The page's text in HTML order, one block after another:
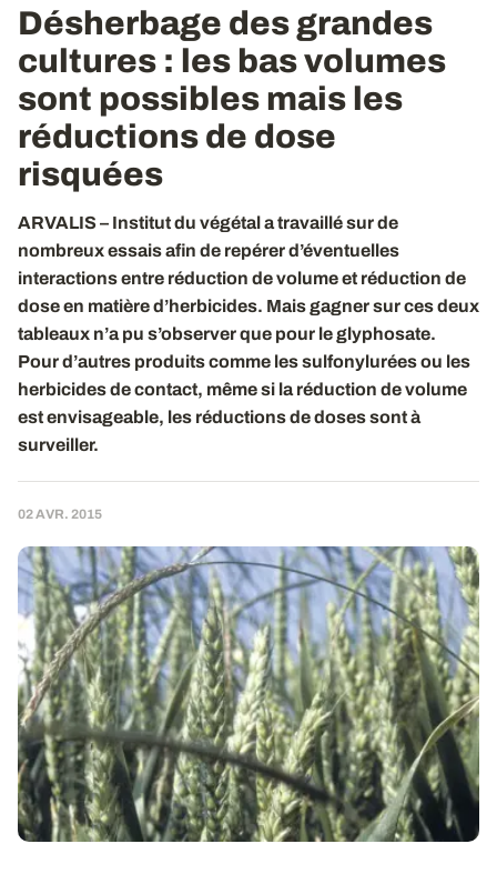
Désherbage des grandes
cultures : les bas volumes
sont possibles mais les
réductions de dose
risquées
ARVALIS – Institut du végétal a travaillé sur de
nombreux essais afin de repérer d’éventuelles
interactions entre réduction de volume et réduction de
dose en matière d’herbicides. Mais gagner sur ces deux
tableaux n’a pu s’observer que pour le glyphosate.
Pour d’autres produits comme les sulfonylurées ou les
herbicides de contact, même si la réduction de volume
est envisageable, les réductions de doses sont à
surveiller.
02 AVR. 2015